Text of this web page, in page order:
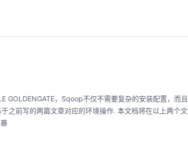
GOLDENGATE，Sqoop不仅不需要复杂的安装配置，而且
之前写的两篇文章对应的环境操作. 本文档将在以上两个文